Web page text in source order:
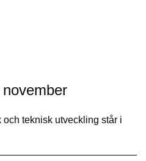
teknisk utveckling står i